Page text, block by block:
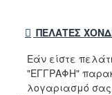
ΠΕΛΆΤΕΣ
Εάν είστε
"ΕΓΓΡΑΦΗ"
λογαριασμό